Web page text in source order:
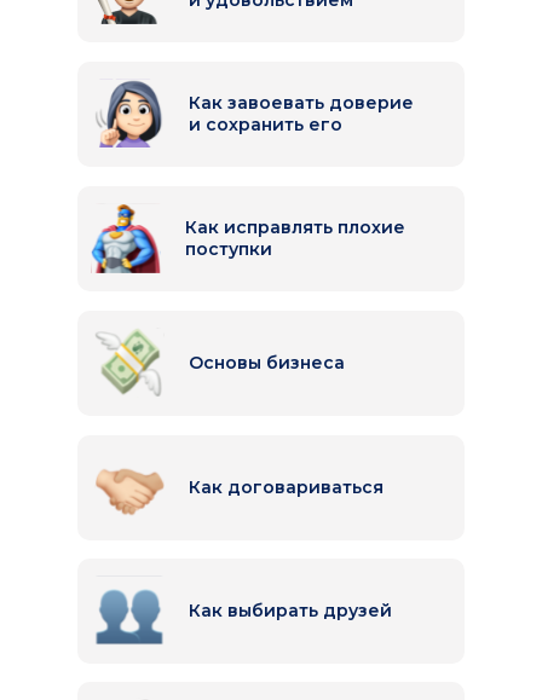
Веселая
практика
Как завоевать доверие
и сохранить его
Как исправлять плохие
поступки
Основы бизнеса
Как договариваться
Как выбирать друзей